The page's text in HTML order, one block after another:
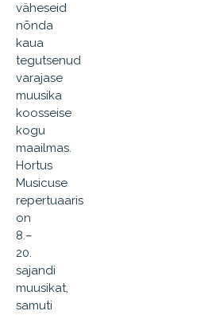
väheseid
nõnda
kaua
tegutsenud
varajase
muusika
koosseise
kogu
maailmas.
Hortus
Musicuse
repertuaaris
on
8.–
20.
sajandi
muusikat,
samuti